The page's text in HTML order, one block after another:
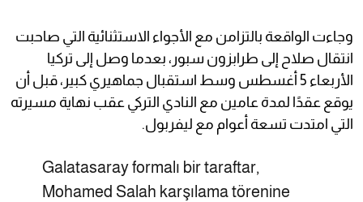
وجاءت الواقعة بالتزامن مع الأجواء الاستثنائية التي صاحبت
انتقال صلاح إلى طرابزون سبور، بعدما وصل إلى تركيا
الأربعاء 5 أغسطس وسط استقبال جماهيري كبير، قبل أن
يوقع عقدًا لمدة عامين مع النادي التركي عقب نهاية مسيرته
التي امتدت تسعة أعوام مع ليفربول.
Galatasaray formalı bir taraftar,
Mohamed Salah karşılama törenine